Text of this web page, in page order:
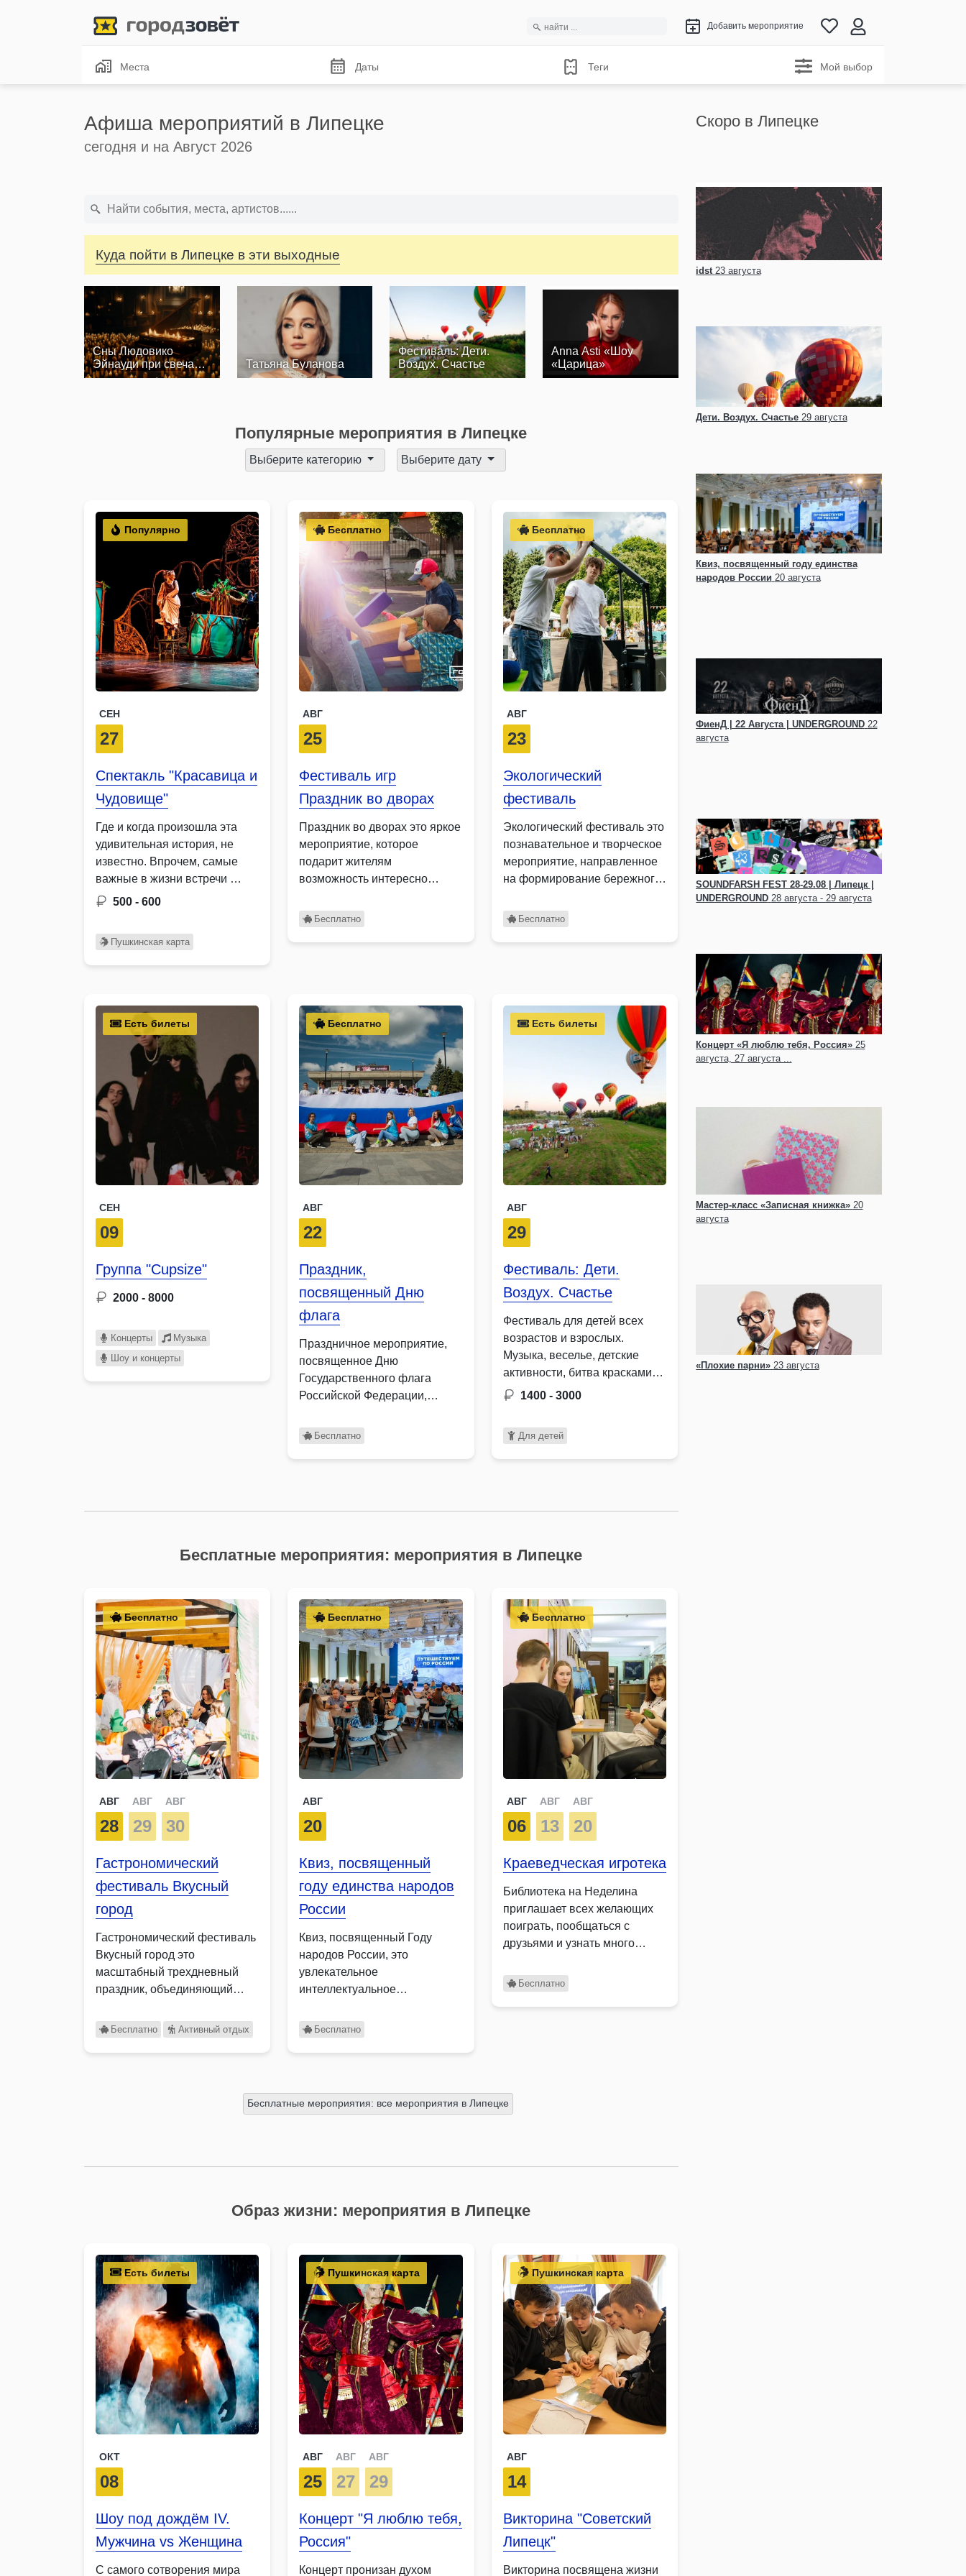
Добавить мероприятие
Места Даты Теги Мой выбор
Афиша мероприятий в Липецке
сегодня и на Август 2026
Куда пойти в Липецке в эти выходные
Сны Людовико
Эйнауди при свечах.
Солисты Оркестра…
Татьяна Буланова
Фестиваль: Дети.
Воздух. Счастье
Anna Asti «Шоу
«Царица»
Популярные мероприятия в Липецке
Выберите категорию Выберите дату
Популярно
СЕН
27
Спектакль "Красавица и
Чудовище"
Где и когда произошла эта
удивительная история, не
известно. Впрочем, самые
важные в жизни встречи …
500 - 600
Пушкинская карта
Бесплатно
АВГ
25
Фестиваль игр
Праздник во дворах
Праздник во дворах это яркое
мероприятие, которое
подарит жителям
возможность интересно
… Бесплатно
Бесплатно
АВГ
23
Экологический
фестиваль
Экологический фестиваль это
познавательное и творческое
мероприятие, направленное
на формирование бережного
среде …
Бесплатно
Есть билеты
СЕН
09
Группа "Cupsize"
2000 - 8000
Концерты
Музыка
Шоу и концерты
Бесплатно
АВГ
22
Праздник,
посвященный Дню
флага
Праздничное мероприятие,
посвященное Дню
Государственного флага
Российской Федерации,
объединяющим жителей
разных поколений …
Бесплатно
Есть билеты
АВГ
29
Фестиваль: Дети.
Воздух. Счастье
Фестиваль для детей всех
возрастов и взрослых.
Музыка, веселье, детские
активности, битва красками
холи, пенная …
1400 - 3000
Для детей
Бесплатные мероприятия: мероприятия в Липецке
Бесплатно
АВГ
28
АВГ
29
АВГ
30
Гастрономический
фестиваль Вкусный
город
Гастрономический фестиваль
Вкусный город это
масштабный трехдневный
праздник, объединяющий
семейного отдыха и …
Бесплатно Активный отдых
Бесплатно
АВГ
20
Квиз, посвященный
году единства народов
России
Квиз, посвященный Году
народов России, это
увлекательное
интеллектуальное
познакомит участников с
богатым культурным …
Бесплатно
Бесплатно
АВГ
06
АВГ
13
АВГ
20
Краеведческая игротека
Библиотека на Неделина
приглашает всех желающих
поиграть, пообщаться с
друзьями и узнать много
Бесплатно
Бесплатные мероприятия: все мероприятия в Липецке
Образ жизни: мероприятия в Липецке
Есть билеты
ОКТ
08
Шоу под дождём IV.
Мужчина vs Женщина
С самого сотворения мира
Пушкинская карта
АВГ
25
АВГ
27
АВГ
29
Концерт "Я люблю тебя,
Россия"
Концерт пронизан духом
Пушкинская карта
АВГ
14
Викторина "Советский
Липецк"
Викторина посвящена жизни
Скоро в Липецке
idst 23 августа
Дети. Воздух. Счастье 29 августа
Квиз, посвященный году единства
народов России 20 августа
ФиенД | 22 Августа | UNDERGROUND 22
августа
SOUNDFARSH FEST 28-29.08 | Липецк |
UNDERGRОUND 28 августа - 29 августа
Концерт «Я люблю тебя, Россия» 25
августа, 27 августа ...
Мастер-класс «Записная книжка» 20
августа
«Плохие парни» 23 августа